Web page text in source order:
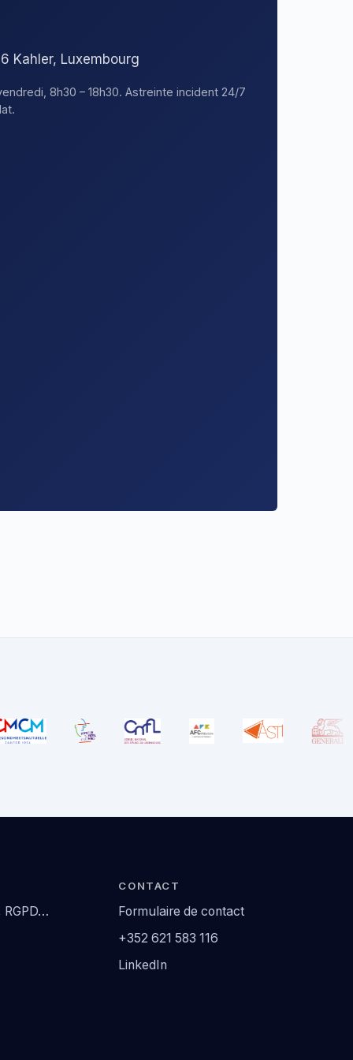
Kahler, Luxembourg
8h30 – 18h30. Astreinte incident 24/7
RGPD…
CONTACT
Formulaire de contact
+352 621 583 116
LinkedIn